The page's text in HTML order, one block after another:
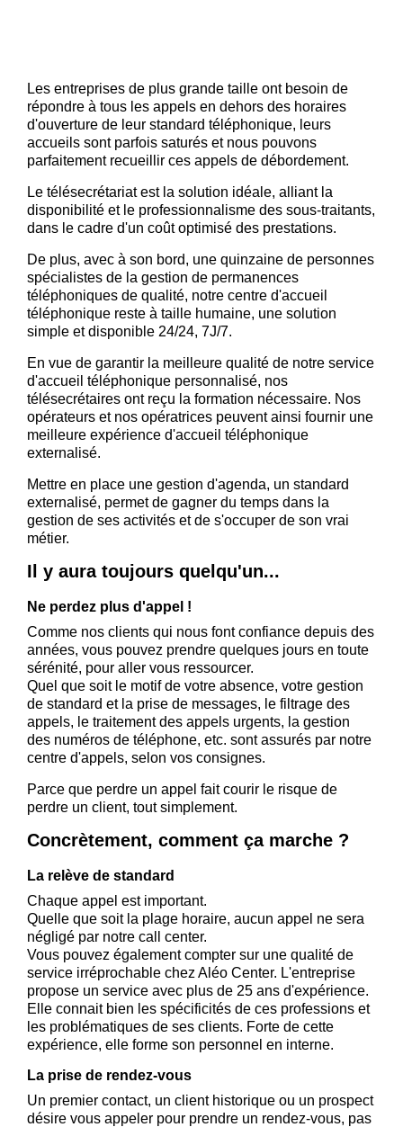
Les entreprises de plus grande taille ont besoin de
répondre à tous les appels en dehors des horaires
d'ouverture de leur standard téléphonique, leurs
accueils sont parfois saturés et nous pouvons
parfaitement recueillir ces appels de débordement.
Le télésecrétariat est la solution idéale, alliant la
disponibilité et le professionnalisme des sous-traitants,
dans le cadre d'un coût optimisé des prestations.
De plus, avec à son bord, une quinzaine de personnes
spécialistes de la gestion de permanences
téléphoniques de qualité, notre centre d'accueil
téléphonique reste à taille humaine, une solution
simple et disponible 24/24, 7J/7.
En vue de garantir la meilleure qualité de notre service
d'accueil téléphonique personnalisé, nos
télésecrétaires ont reçu la formation nécessaire. Nos
opérateurs et nos opératrices peuvent ainsi fournir une
meilleure expérience d'accueil téléphonique
externalisé.
Mettre en place une gestion d'agenda, un standard
externalisé, permet de gagner du temps dans la
gestion de ses activités et de s'occuper de son vrai
métier.
Il y aura toujours quelqu'un...
Ne perdez plus d'appel !
Comme nos clients qui nous font confiance depuis des
années, vous pouvez prendre quelques jours en toute
sérénité, pour aller vous ressourcer.
Quel que soit le motif de votre absence, votre gestion
de standard et la prise de messages, le filtrage des
appels, le traitement des appels urgents, la gestion
des numéros de téléphone, etc. sont assurés par notre
centre d'appels, selon vos consignes.
Parce que perdre un appel fait courir le risque de
perdre un client, tout simplement.
Concrètement, comment ça marche ?
La relève de standard
Chaque appel est important.
Quelle que soit la plage horaire, aucun appel ne sera
négligé par notre call center.
Vous pouvez également compter sur une qualité de
service irréprochable chez Aléo Center. L'entreprise
propose un service avec plus de 25 ans d'expérience.
Elle connait bien les spécificités de ces professions et
les problématiques de ses clients. Forte de cette
expérience, elle forme son personnel en interne.
La prise de rendez-vous
Un premier contact, un client historique ou un prospect
désire vous appeler pour prendre un rendez-vous, pas